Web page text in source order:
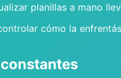
planillas a mano
cómo la